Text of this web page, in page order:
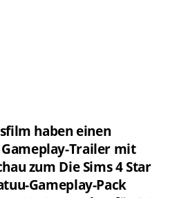
haben einen
Trailer mit
zum Die Sims 4 Star
Gameplay-Pack